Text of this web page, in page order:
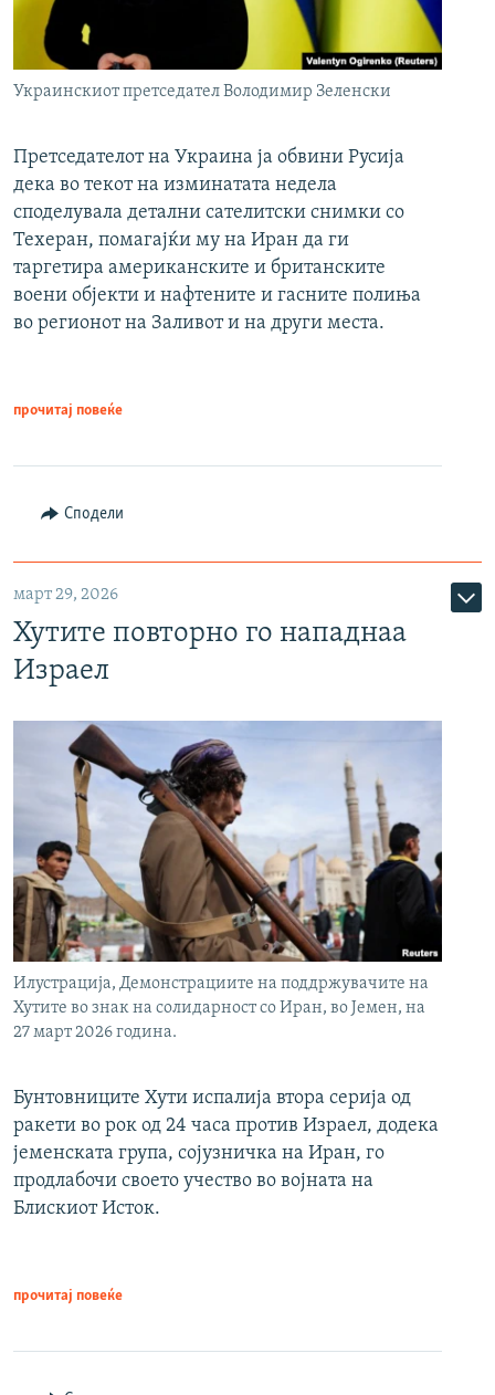
Украинскиот претседател Володимир Зеленски
Претседателот на Украина ја обвини Русија
дека во текот на изминатата недела
споделувала детални сателитски снимки со
Техеран, помагајќи му на Иран да ги
таргетира американските и британските
воени објекти и нафтените и гасните полиња
во регионот на Заливот и на други места.
прочитај повеќе
Сподели
март 29, 2026
Хутите повторно го нападнаа
Израел
Илустрација, Демонстрациите на поддржувачите на
Хутите во знак на солидарност со Иран, во Јемен, на
27 март 2026 година.
Бунтовниците Хути испалија втора серија од
ракети во рок од 24 часа против Израел, додека
јеменската група, сојузничка на Иран, го
продлабочи своето учество во војната на
Блискиот Исток.
прочитај повеќе